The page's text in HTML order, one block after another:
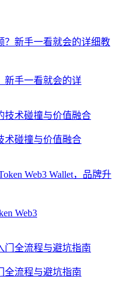
新手一看就会的详
术碰撞与价值融合
Web3
全流程与避坑指南